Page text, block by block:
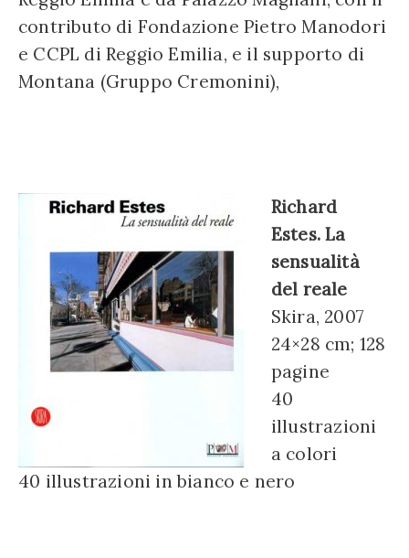
contributo di Fondazione Pietro Manodori
e CCPL di Reggio Emilia, e il supporto di
Montana (Gruppo Cremonini),
Richard
Estes. La
sensualità
del reale
Skira, 2007
24×28 cm; 128
pagine
40
illustrazioni
a colori
40 illustrazioni in bianco e nero